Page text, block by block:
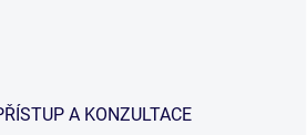
A KONZULTACE